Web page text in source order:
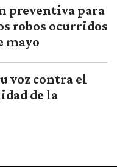
preventiva para
robos ocurridos
mayo
voz contra el
de la